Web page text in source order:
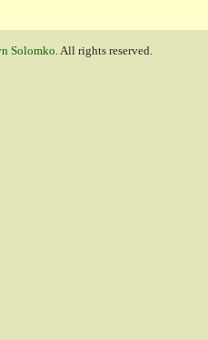
Solomko. All rights reserved.